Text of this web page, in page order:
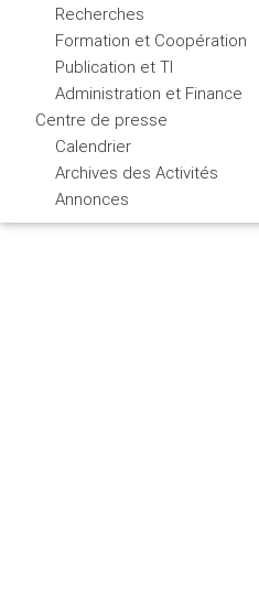
Recherches
Formation et Coopération
Publication et TI
Administration et Finance
Centre de presse
Calendrier
Archives des Activités
Annonces